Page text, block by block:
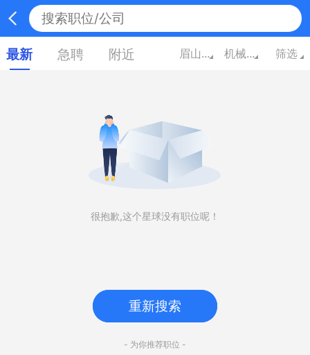
最新 急聘 附近 眉山四川 机械/设备/技工/电气 筛选
很抱歉,这个星球没有职位呢！
重新搜索
- 为你推荐职位 -